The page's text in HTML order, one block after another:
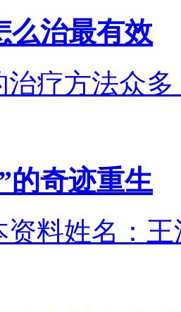
么治最有效
治疗方法众多
的奇迹重生
资料姓名：